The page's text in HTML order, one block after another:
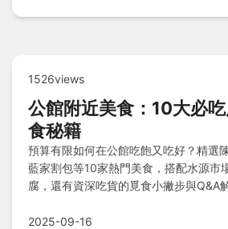
1526views
公館附近美食：10大必
食秘籍
預算有限如何在公館吃飽又吃好？精選
藍家割包等10家熱門美食，搭配水源市
腐，還有資深吃貨的覓食小撇步與Q&A
2025-09-16